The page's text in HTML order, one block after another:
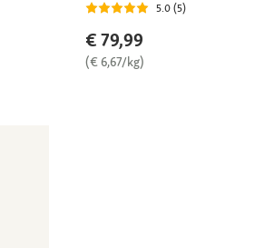
5.0 (5)
€ 79,99
(€ 6,67/kg)